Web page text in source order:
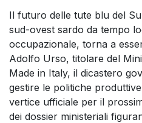
Il futuro delle tute blu del
sud-ovest sardo da tempo
occupazionale, torna a
Adolfo Urso, titolare del
Made in Italy, il dicastero
gestire le politiche
vertice ufficiale per il
dei dossier ministeriali